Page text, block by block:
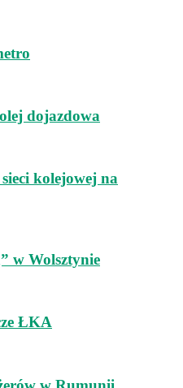
dojazdowa
kolejowej na
w Wolsztynie
ŁKA